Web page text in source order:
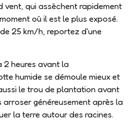
vent , qui assèchent rapidement
où il est le plus exposé.
25 km/h, reportez d'une
2 heures avantla
humide se démoule mieux et
le trou de plantationavant
généreusement après la
la terre autour des racines.